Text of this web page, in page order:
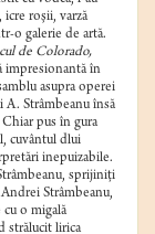
icre roşii, varză
o galerie de artă.
de Colorado,
impresionantă în
asupra operei
A. Strâmbeanu însă
pus în gura
cuvântul dlui
inepuizabile.
sprijiniţi
Strâmbeanu,
cu o migală
strălucit lirica